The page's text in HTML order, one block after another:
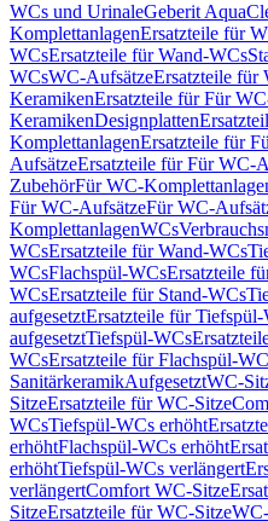
WCs und UrinaleGeberit
KomplettanlagenErsatzteile für
WCsErsatzteile für Wand-WCs
WCsWC-AufsätzeErsatzteile für
KeramikenErsatzteile für Für
KeramikenDesignplatten
KomplettanlagenErsatzteile für
AufsätzeErsatzteile für Für WC-
ZubehörFür WC-
Für WC-AufsätzeFür WC-
KomplettanlagenWCs
WCsErsatzteile für Wand-WCs
WCsFlachspül-WCsErsatzteile
WCsErsatzteile für Stand-WCs
aufgesetztErsatzteile für
aufgesetztTiefspül-WCs
WCsErsatzteile für Flachspül-
SanitärkeramikAufgesetztWC-
SitzeErsatzteile für WC-Sitze
WCsTiefspül-WCs erhöht
erhöhtFlachspül-WCs erhöht
erhöhtTiefspül-WCs verlängert
verlängertComfort WC-Sitze
SitzeErsatzteile für WC-Sitze